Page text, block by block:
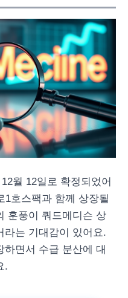
월 12일로 확정되었어
1호스팩과 함께 상장될
훈풍이 쿼드메디슨 상
라는 기대감이 있어요.
면서 수급 분산에 대
.